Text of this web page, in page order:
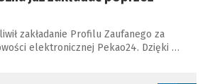
zakładanie Profilu Zaufanego za
elektronicznej Pekao24. Dzięki …